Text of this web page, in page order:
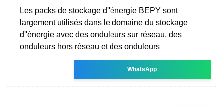
Les packs de stockage d''énergie BEPY sont
largement utilisés dans le domaine du stockage
d''énergie avec des onduleurs sur réseau, des
onduleurs hors réseau et des onduleurs
WhatsApp